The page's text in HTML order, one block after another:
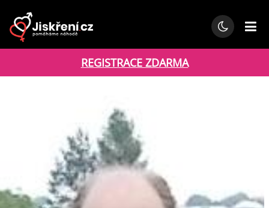
REGISTRACE ZDARMA